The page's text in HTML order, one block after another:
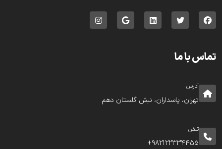
تماس با ما
آدرس
تهران، پاسداران، نبش گلستان دهم
تلفن
982122334455+